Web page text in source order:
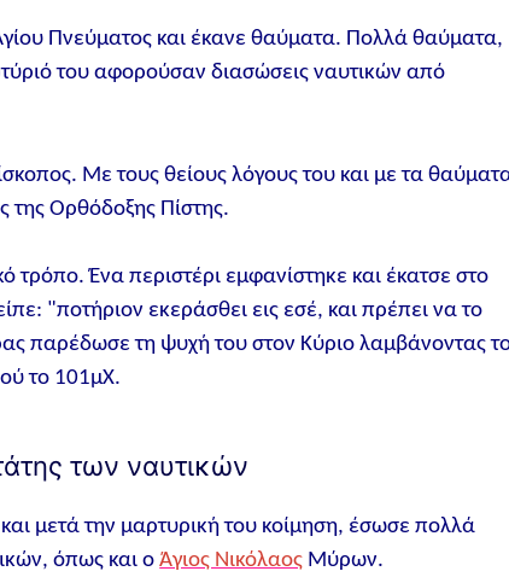
Πνεύματος και έκανε θαύματα. Πολλά θαύματα,
του αφορούσαν διασώσεις ναυτικών από
Με τους θείους λόγους του και με τα
της Ορθόδοξης Πίστης.
τρόπο. Ένα περιστέρι εμφανίστηκε και έκατσε στο
"ποτήριον εκεράσθει εις εσέ, και πρέπει να το
παρέδωσε τη ψυχή του στον Κύριο λαμβάνοντας
το 101μΧ.
των ναυτικών
μετά την μαρτυρική του κοίμηση, έσωσε πολλά
όπως και οΆγιος Νικόλαος Μύρων.